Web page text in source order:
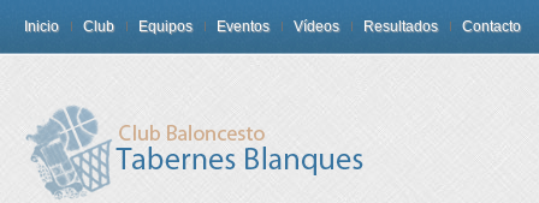
Inicio Club Equipos Eventos Vídeos Resultados Contacto